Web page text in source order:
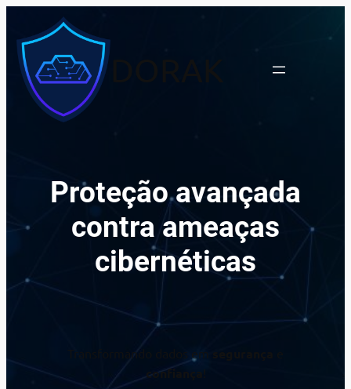
para
conteúdo
Proteção avançada
contra ameaças
cibernéticas
Transformando dados em
confiança